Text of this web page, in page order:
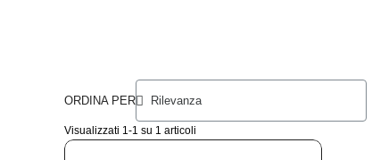
ORDINA PER
Visualizzati 1-1 su 1 articoli